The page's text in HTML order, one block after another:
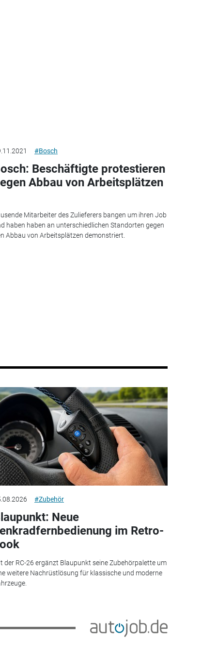
#Bosch
Beschäftigte protestieren
Abbau von Arbeitsplätzen
Mitarbeiter des Zulieferers bangen um ihren Job
haben haben an unterschiedlichen Standorten gegen
Abbau von Arbeitsplätzen demonstriert.
#Zubehör
Neue
im Retro-
der RC-26 ergänzt Blaupunkt seine Zubehörpalette um
weitere Nachrüstlösung für klassische und moderne